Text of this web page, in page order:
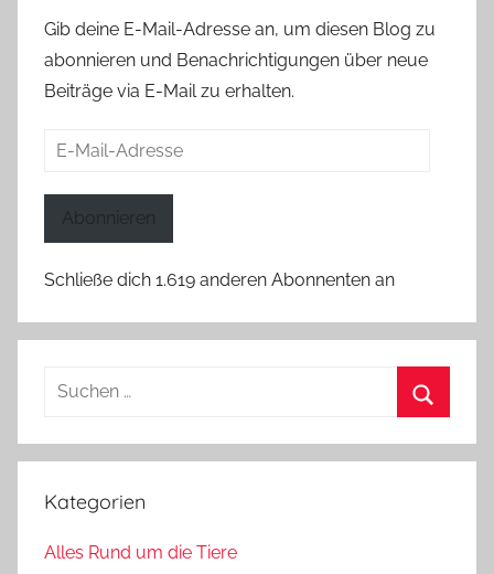
Gib deine E-Mail-Adresse an, um diesen Blog zu
abonnieren und Benachrichtigungen über neue
Beiträge via E-Mail zu erhalten.
E-
Abonnieren
Schließe dich 1.619 anderen Abonnenten an
Suchen
Kategorien
Alles Rund um die Tiere